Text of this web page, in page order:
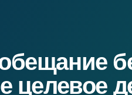
в заказ Календарь,
целевое